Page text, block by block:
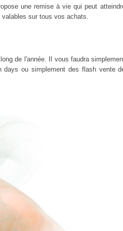
une remise à vie qui peut
sur tous vos achats.
de l'année. Il vous faudra
days ou simplement des flash vente